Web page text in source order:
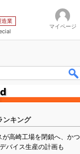
造業
マイページ
ンキング
が高崎工場を閉鎖へ、かつ
バイス生産の計画も